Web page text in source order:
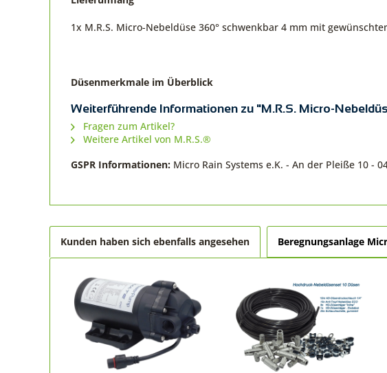
1x M.R.S. Micro-Nebeldüse 360° schwenkbar 4 mm mit
Düsenmerkmale im Überblick
Weiterführende Informationen zu "M.R.S. Micro-
Fragen zum Artikel?
Weitere Artikel von M.R.S.®
GSPR Informationen: Micro Rain Systems e.K. - An der Pleiße 10 -
Kunden haben sich ebenfalls angesehen Beregnungsanlage